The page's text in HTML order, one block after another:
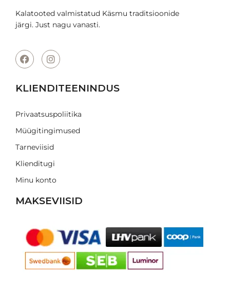
Kalatooted valmistatud Käsmu traditsioonide
järgi. Just nagu vanasti.
KLIENDITEENINDUS
Privaatsuspoliitika
Müügitingimused
Tarneviisid
Klienditugi
Minu konto
MAKSEVIISID